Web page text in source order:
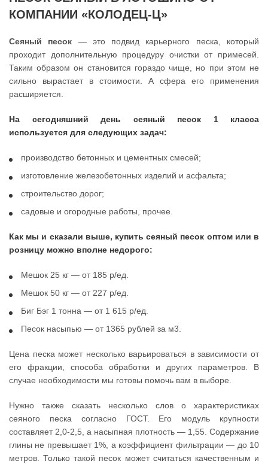
КОМПАНИИ «КОЛОДЕЦ-Ц»
Сеяный песок — это подвид карьерного песка, который
проходит дополнительную процедуру очистки от примесей.
Таким образом он становится гораздо чище, но при этом не
сильно вырастает в стоимости. А сфера его применения
расширяется.
На сегодняшний день сеяный песок 1 класса
используется для следующих задач:
производство бетонных и цементных смесей;
изготовление железобетонных изделий и асфальта;
строительство дорог;
садовые и огородные работы, прочее.
Как мы и сказали выше, купить сеяный песок оптом или в
розницу можно вполне недорого:
Мешок 25 кг — от 185 р/ед.
Мешок 50 кг — от 227 р/ед.
Биг Бэг 1 тонна — от 1 615 р/ед.
Песок насыпью — от 1365 рублей за м3.
Цена песка может несколько варьироваться в зависимости от
его фракции, способа обработки и других параметров. В
случае необходимости мы готовы помочь вам в выборе.
Нужно также сказать несколько слов о характеристиках
сеяного песка согласно ГОСТ. Его модуль крупности
составляет 2,0-2,5, а насыпная плотность — 1,55. Содержание
глины не превышает 1%, а коэффициент фильтрации — до 10
метров. Только такой песок может считаться качественным и